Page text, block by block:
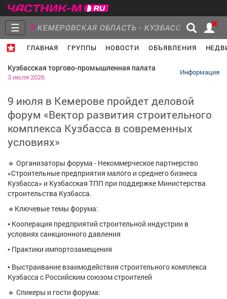
☰ КЕМЕРОВСКАЯ ОБЛАСТЬ - КУЗБАСС
ГЛАВНАЯ ГРУППЫ НОВОСТИ ОБЪЯВЛЕНИЯ
Объявления Недвижимость Услуги
Работа Транспорт Компании
Афиша Обучение
Товары Поздравления
Кузбасская торгово-промышленная палата
3 июля 2026
Информация
9 июля в Кемерове пройдет деловой
форум «Вектор развития строительного
комплекса Кузбасса в современных
условиях»
🔹 Организаторы форума - Некоммерческое партнерство
«Строительные предприятия малого и среднего бизнеса
Кузбасса» и Кузбасская ТПП при поддержке Министерства
строительства Кузбасса.
🔹Ключевые темы форума:
▪ Кооперация предприятий строительной индустрии в
условиях санкционного давления
▪ Практики импортозамещения
▪ Выстраивание взаимодействия строительного комплекса
Кузбасса с Российским союзом строителей
🔹 Спикеры и гости форума: